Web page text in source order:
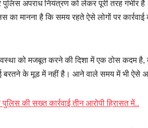
पुलिस अपराध नियंत्रण को लेकर पूरी तरह गंभीर
का मानना है कि समय रहते ऐसे लोगों पर
को मजबूत करने की दिशा में एक ठोस कदम है,
बरतने के मूड में नहीं है। आने वाले समय में भी ऐसे
पुलिस की सख्त कार्रवाई तीन आरोपी हिरासत में…